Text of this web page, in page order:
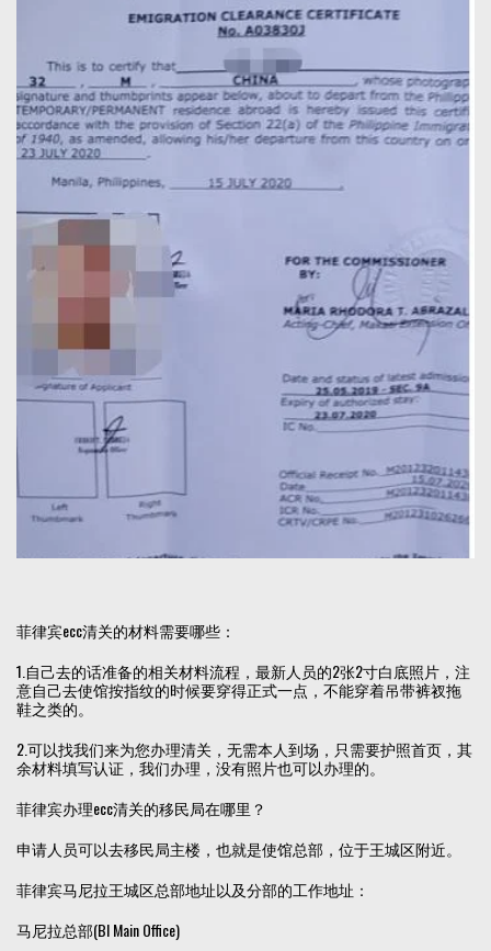
菲律宾ecc清关的材料需要哪些：
1.自己去的话准备的相关材料流程，最新人员的2张2寸白底照片，注
意自己去使馆按指纹的时候要穿得正式一点，不能穿着吊带裤衩拖
鞋之类的。
2.可以找我们来为您办理清关，无需本人到场，只需要护照首页，其
余材料填写认证，我们办理，没有照片也可以办理的。
菲律宾办理ecc清关的移民局在哪里？
申请人员可以去移民局主楼，也就是使馆总部，位于王城区附近。
菲律宾马尼拉王城区总部地址以及分部的工作地址：
马尼拉总部(BI Main Office)